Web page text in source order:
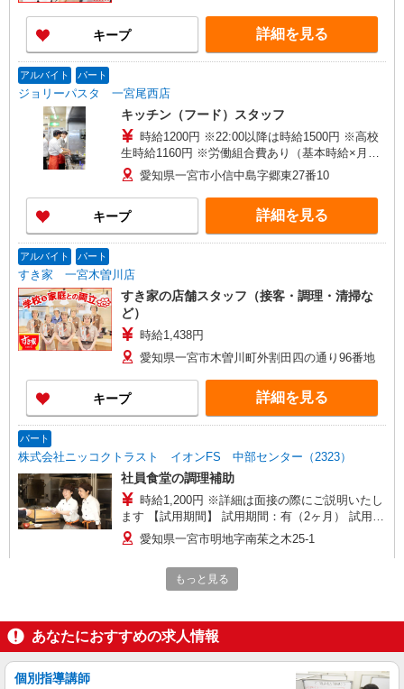
キープ 詳細を見る
アルバイト パート
ジョリーパスタ 一宮尾西店
キッチン（フード）スタッフ
時給1200円 ※22:00以降は時給1500円 ※高校
生時給1160円 ※労働組合費あり（基本時給×月間
時間数×1.8％） ■土日・祝手当 土日・祝は時給＋
50円
愛知県一宮市小信中島字郷東27番10
キープ 詳細を見る
アルバイト パート
すき家 一宮木曽川店
すき家の店舗スタッフ（接客・調理・清掃な
ど）
時給1,438円
愛知県一宮市木曽川町外割田四の通り96番地
キープ 詳細を見る
パート
株式会社ニッコクトラスト イオンFS 中部センター（2323）
社員食堂の調理補助
時給1,200円 ※詳細は面接の際にご説明いたし
ます 【試用期間】 試用期間：有（2ヶ月） 試用期
間中の労働条件：変更なし
愛知県一宮市明地字南茱之木25-1
パート
株式会社ニッコクトラスト イオンFS 中部センター（2323）
社員食堂の調理スタッフ
時給1,400〜1,500円 ※経験、能力による ※詳
もっと見る
あなたにおすすめの求人情報
個別指導講師